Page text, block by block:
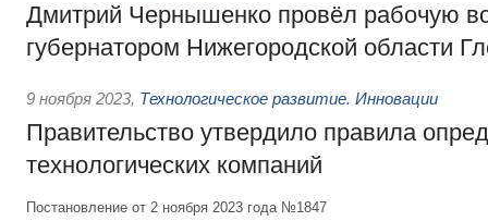
Дмитрий Чернышенко провёл рабочую
губернатором Нижегородской области
9 ноября 2023, Технологическое развитие. Инновации
Правительство утвердило правила
технологических компаний
Постановление от 2 ноября 2023 года №1847